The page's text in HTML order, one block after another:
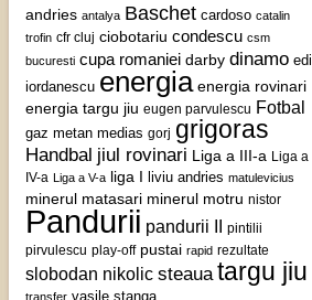
andries antalya Baschet cardoso catalin
trofin cfr cluj ciobotariu condescu csm
bucuresti cupa romaniei darby dinamo edi
iordanescu energia energia rovinari
energia targu jiu eugen parvulescu Fotbal
gaz metan medias gorj grigoras
Handbal jiul rovinari Liga a III-a Liga a
IV-a Liga a V-a liga I liviu andries matulevicius
minerul matasari minerul motru nistor
Pandurii pandurii II pintilii
pirvulescu play-off pustai rapid rezultate
slobodan nikolic steaua targu jiu
transfer vasile stanga